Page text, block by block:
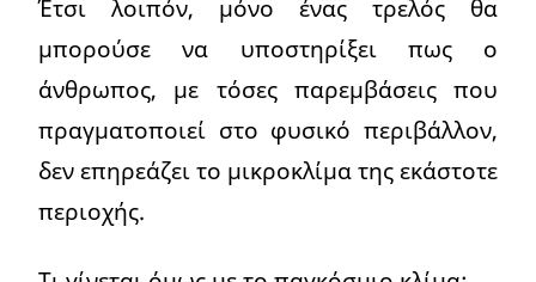
Έτσι λοιπόν, μόνο ένας τρελός θα
μπορούσε να υποστηρίξει πως ο
άνθρωπος, με τόσες παρεμβάσεις που
πραγματοποιεί στο φυσικό περιβάλλον,
δεν επηρεάζει το μικροκλίμα της εκάστοτε
περιοχής.